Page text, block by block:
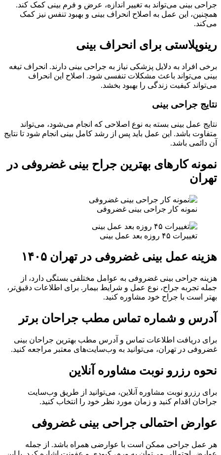
جراحی بینی می‌تواند به تغییر اندازه، عرض و فرم بینی کمک کند.
همچنین، این عمل به اصلاح انحراف بینی و بهبود تنفس نیز کمک
می‌کند.
رینوپلاستی برای انحراف بینی
برخی افراد به دلایل پزشکی نیاز به جراحی بینی دارند. انحراف تیغه
بینی می‌تواند باعث مشکلات تنفسی شود. اصلاح این انحراف
می‌تواند کیفیت زندگی را بهبود بخشد.
نتایج جراحی بینی
نتایج عمل بینی بسته به نوع اصلاحی که انجام می‌شود، می‌تواند
متفاوت باشد. این عمل باید پس از رشد کامل بینی انجام شود تا نتایج
آن دائمی باشد.
نمونه کارهای بهترین جراح بینی غضروفی در
تهران
نمونه کار جراحی بینی غضروفی
تغییرات ۴۵ روزه بعد عمل بینی
هزینه عمل بینی غضروفی در تهران ۱۴۰۵
هزینه جراحی بینی غضروفی به عوامل مختلفی بستگی دارد، از
جمله تجربه جراح، نوع عمل و شرایط بیمار. برای اطلاعات دقیق‌تر،
بهتر است با جراح خود مشاوره کنید.
آدرس و شماره تماس مطب جراحان برتر
برای دریافت اطلاعات تماس و آدرس مطب بهترین جراحان بینی
غضروفی در تهران، می‌توانید به وب‌سایت‌های معتبر مراجعه کنید.
نحوه رزرو نوبت مشاوره آنلاین
برای رزرو نوبت مشاوره آنلاین، می‌توانید از طریق وب‌سایت
جراحان اقدام کنید و زمان مورد نظر خود را انتخاب کنید.
عوارض احتمالی جراحی بینی غضروفی
هر عمل جراحی ممکن است با عوارضی همراه باشد. از جمله